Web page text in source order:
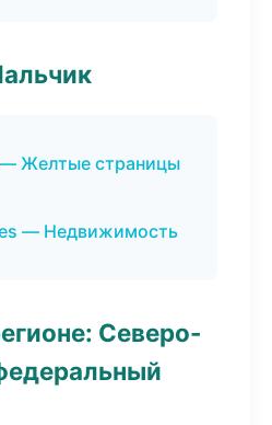
Желтые страницы
— Недвижимость
Северо-